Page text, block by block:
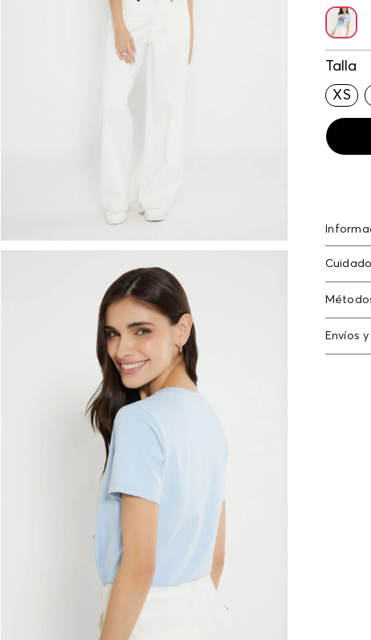
Talla
XS
Otros:
Envíos
En